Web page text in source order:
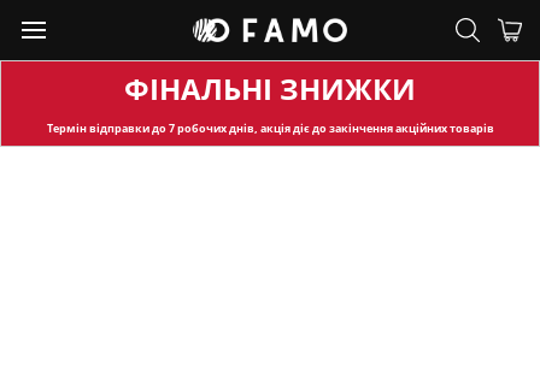
ФІНАЛЬНІ ЗНИЖКИ
Термін відправкидо 7 робочих днів, акція діє до закінчення акційних товарів